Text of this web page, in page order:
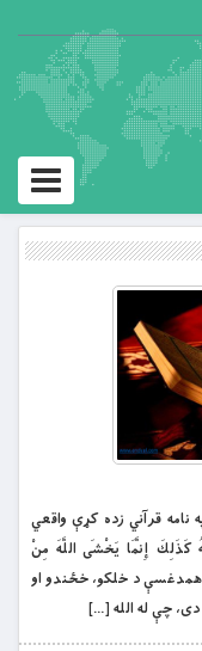
Toggle
نامه قرآني زده کړې واقعي
كَذَلِكَ إِنَّمَا يَخْشَى اللَّهَ مِنْ
عَزِيزٌ غَفُورٌ ﴿ فاطر۲۸﴾ = او همدغسې د خلکو، خځندو او
چې له الله […]